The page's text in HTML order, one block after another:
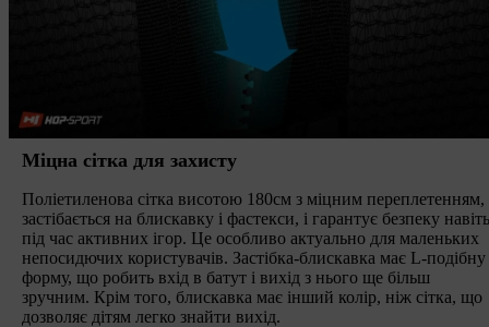
Міцна сітка для захисту
Поліетиленова сітка висотою 180см з міцним переплетенням,
застібається на блискавку і фастекси, і гарантує безпеку навіть
під час активних ігор. Це особливо актуально для маленьких
непосидючих користувачів. Застібка-блискавка має L-подібну
форму, що робить вхід в батут і вихід з нього ще більш
зручним. Крім того, блискавка має інший колір, ніж сітка, що
дозволяє дітям легко знайти вихід.